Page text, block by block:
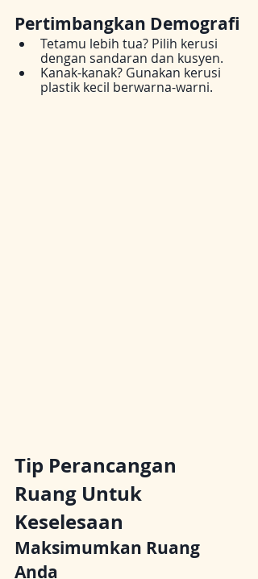
Pertimbangkan Demografi
Tetamu lebih tua? Pilih kerusi
dengan sandaran dan kusyen.
Kanak-kanak? Gunakan kerusi
plastik kecil berwarna-warni.
Tip Perancangan
Ruang Untuk
Keselesaan
Maksimumkan Ruang
Anda